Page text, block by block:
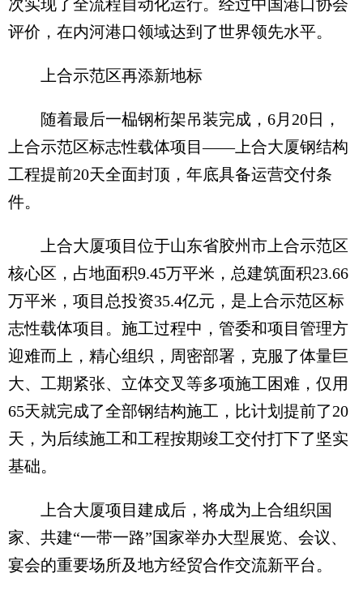
次实现了全流程自动化运行。经过中国港口协会
评价，在内河港口领域达到了世界领先水平。
上合示范区再添新地标
随着最后一榀钢桁架吊装完成，6月20日，
上合示范区标志性载体项目——上合大厦钢结构
工程提前20天全面封顶，年底具备运营交付条
件。
上合大厦项目位于山东省胶州市上合示范区
核心区，占地面积9.45万平米，总建筑面积23.66
万平米，项目总投资35.4亿元，是上合示范区标
志性载体项目。施工过程中，管委和项目管理方
迎难而上，精心组织，周密部署，克服了体量巨
大、工期紧张、立体交叉等多项施工困难，仅用
65天就完成了全部钢结构施工，比计划提前了20
天，为后续施工和工程按期竣工交付打下了坚实
基础。
上合大厦项目建成后，将成为上合组织国
家、共建“一带一路”国家举办大型展览、会议、
宴会的重要场所及地方经贸合作交流新平台。